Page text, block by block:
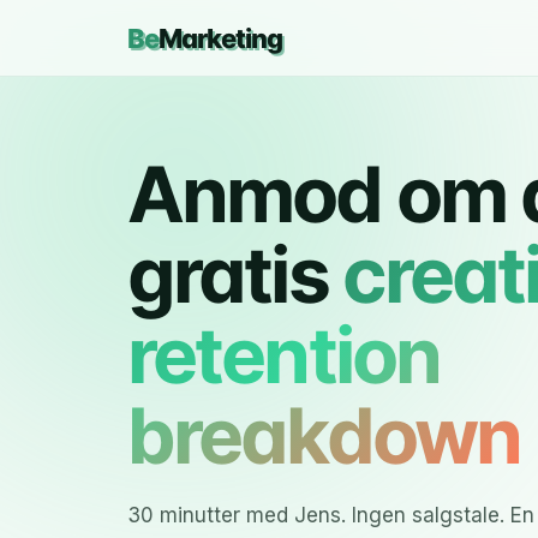
BeMarketing
Anmod om
gratis
retention
breakdown
30 minutter med Jens. Ingen salgstale.